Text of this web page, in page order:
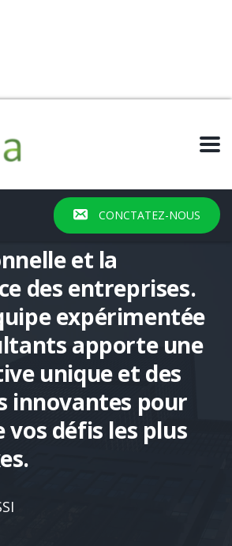
CONCTATEZ-NOUS
passionnés
et la
des entreprises.
expérimentée
apporte une
unique et des
innovantes pour
vos défis les plus